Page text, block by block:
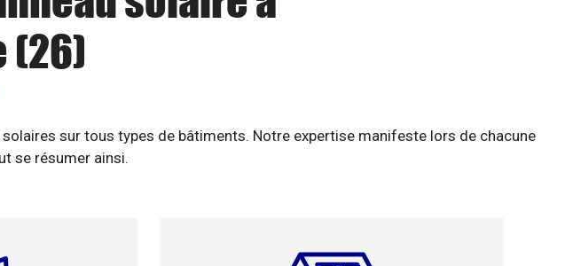
(26)
sur tous types de bâtiments. Notre expertise manifeste lors de chacune
se résumer ainsi.